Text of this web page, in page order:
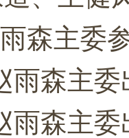
森主委
雨森主
雨森主